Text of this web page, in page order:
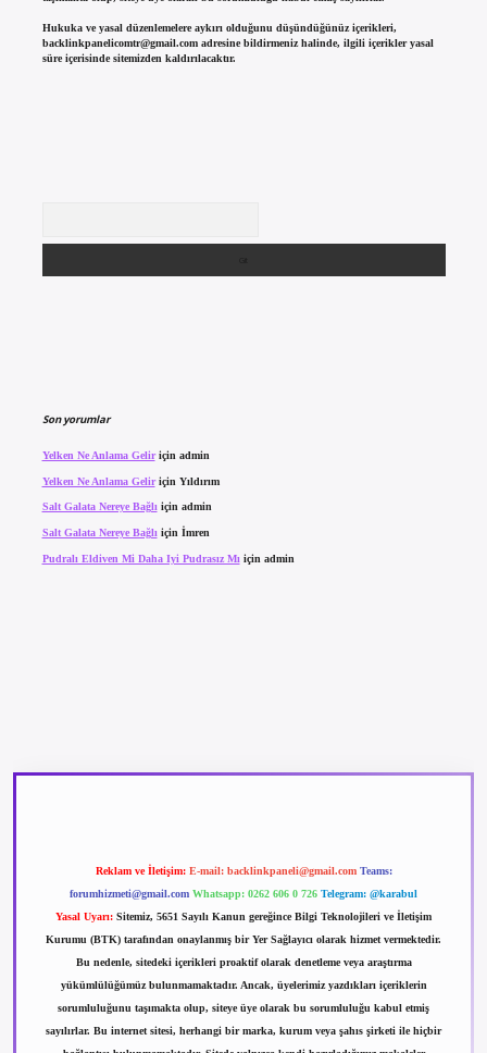
Hukuka ve yasal düzenlemelere aykırı olduğunu düşündüğünüz içerikleri,
backlinkpanelicomtr@gmail.comadresine bildirmeniz halinde, ilgili içerikler yasal
süre içerisinde sitemizden kaldırılacaktır.
Son yorumlar
Yelken Ne Anlama Geliriçin admin
Yelken Ne Anlama Geliriçin Yıldırım
Salt Galata Nereye Bağlıiçin admin
Salt Galata Nereye Bağlı için İmren
Pudralı Eldiven Mi Daha Iyi Pudrasız Mı için admin
Reklam ve İletişim: E-mail: backlinkpaneli@gmail.com Teams:
forumhizmeti@gmail.com Whatsapp: 0262 606 0 726 Telegram: @karabul
Yasal Uyarı: Sitemiz, 5651 Sayılı Kanun gereğince Bilgi Teknolojileri ve İletişim
Kurumu (BTK) tarafından onaylanmış bir Yer Sağlayıcı olarak hizmet vermektedir.
Bu nedenle, sitedeki içerikleri proaktif olarak denetleme veya araştırma
yükümlülüğümüz bulunmamaktadır. Ancak, üyelerimiz yazdıkları içeriklerin
sorumluluğunu taşımakta olup, siteye üye olarak bu sorumluluğu kabul etmiş
sayılırlar. Bu internet sitesi, herhangi bir marka, kurum veya şahıs şirketi ile hiçbir